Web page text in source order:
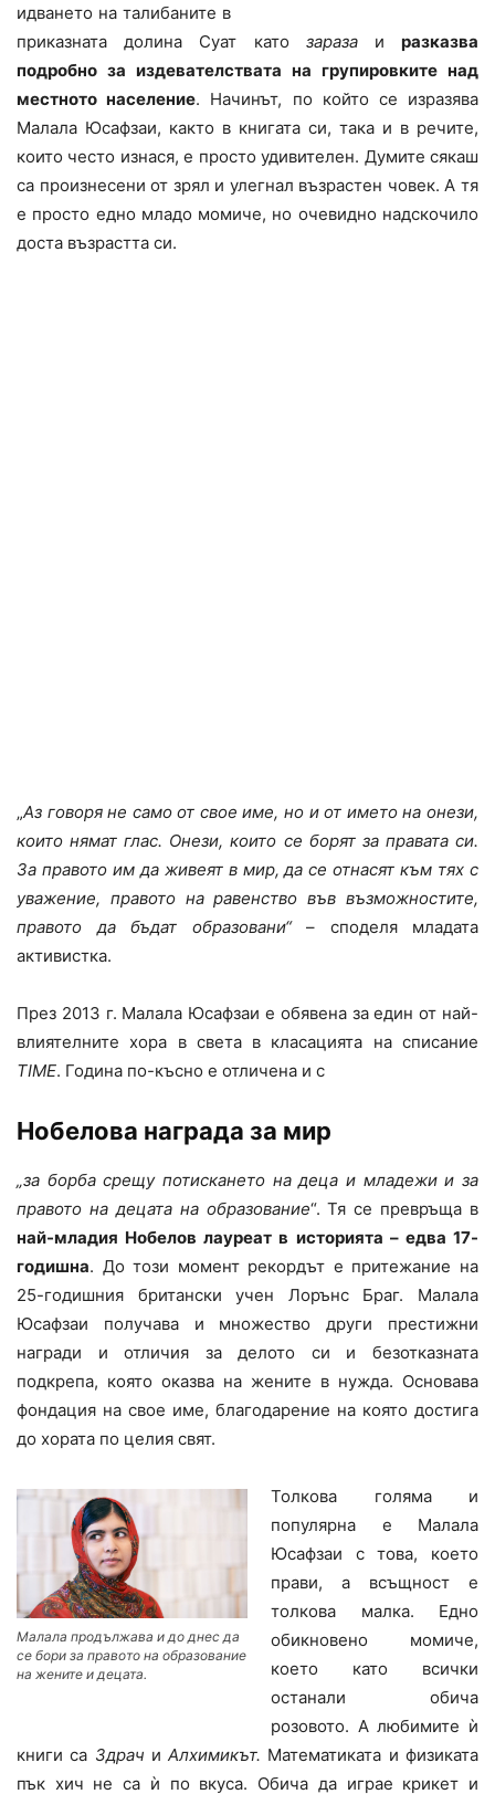
идването на талибаните в
приказната долина Суат като зараза иразказва
подробно за издевателствата на групировките над
местното население. Начинът, по който се изразява
Малала Юсафзаи, както в книгата си, така и в речите,
които често изнася, е просто удивителен. Думите сякаш
са произнесени от зрял и улегнал възрастен човек. А тя
е просто едно младо момиче, но очевидно надскочило
доста възрастта си.
„Аз говоря не само от свое име, но и от името на онези,
които нямат глас. Онези, които се борят за правата си.
За правото им да живеят в мир, да се отнасят към тях с
уважение, правото на равенство във възможностите,
правото да бъдат образовани“– споделя младата
активистка.
През 2013 г. Малала Юсафзаи е обявена за един от най-
влиятелните хора в света в класацията на списание
TIME. Година по-късно е отличена и с
Нобелова награда за мир
„за борба срещу потискането на деца и младежи и за
правото на децата на образование“. Тя се превръща в
най-младия Нобелов лауреат в историята – едва 17-
годишна. До този момент рекордът е притежание на
25-годишния британски учен Лорънс Браг. Малала
Юсафзаи получава и множество други престижни
награди и отличия за делото си и безотказната
подкрепа, която оказва на жените в нужда. Основава
фондация на свое име, благодарение на която достига
до хората по целия свят.
Малала продължава и до днес да
се бори за правото на образование
на жените и децата.
Толкова голяма и
популярна е Малала
Юсафзаи с това, което
прави, а всъщност е
толкова малка. Едно
обикновено момиче,
което като всички
останали обича
розовото. А любимите ѝ
книги са Здрач иАлхимикът. Математиката и физиката
пък хич не са ѝ по вкуса. Обича да играе крикет и